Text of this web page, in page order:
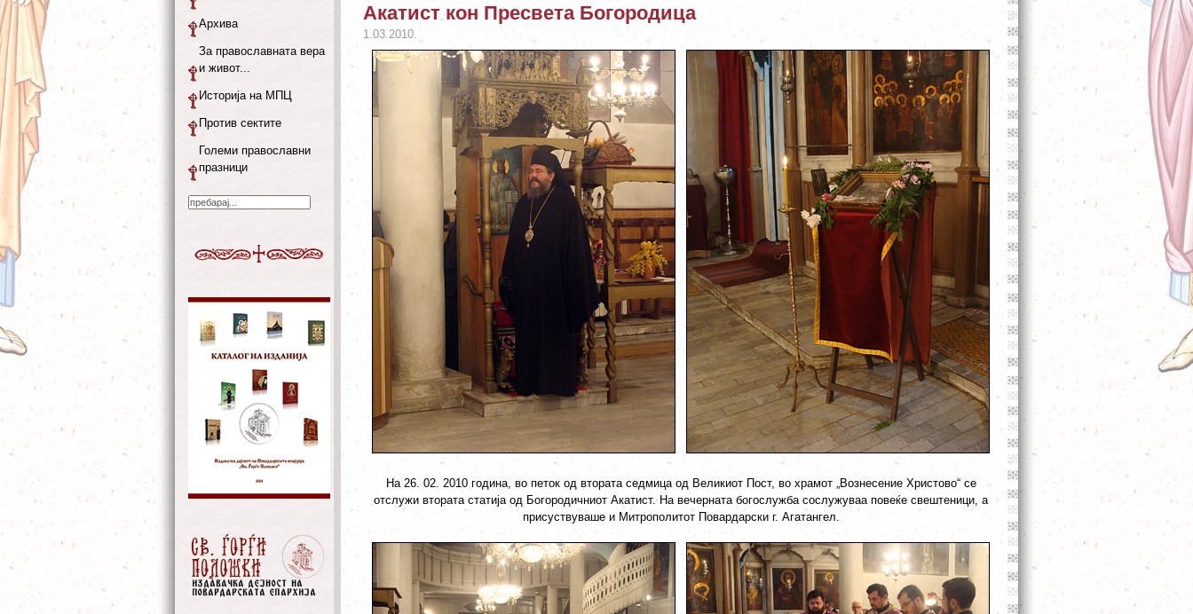
Акатист кон Пресвета Богородица
1.03.2010.
На 26. 02. 2010 година, во петок од втората седмица од Великиот Пост, во храмот „Вознесение Христово“ се
отслужи втората статија од Богородичниот Акатист. На вечерната богослужба сослужуваа повеќе свештеници, а
присуствуваше и Митрополитот Повардарски г. Агатангел.
Архива
За православната вера
и живот...
Историја на МПЦ
Против сектите
Големи православни
празници